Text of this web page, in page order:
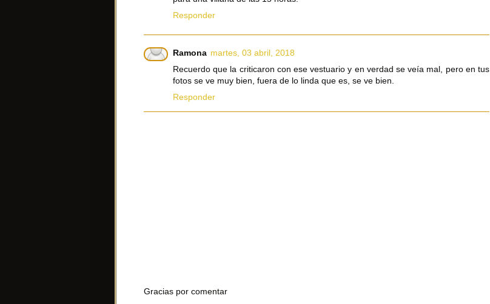
Responder
Ramona martes, 03 abril, 2018
Recuerdo que la criticaron con ese vestuario y en verdad se veía mal, pero en tus
fotos se ve muy bien, fuera de lo linda que es, se ve bien.
Responder
Gracias por comentar